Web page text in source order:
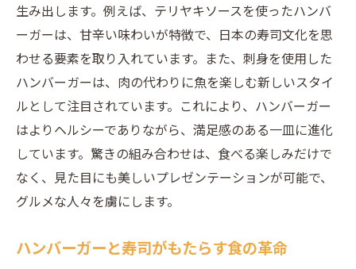
生み出します。例えば、テリヤキソースを使ったハンバ
ーガーは、甘辛い味わいが特徴で、日本の寿司文化を思
わせる要素を取り入れています。また、刺身を使用した
ハンバーガーは、肉の代わりに魚を楽しむ新しいスタイ
ルとして注目されています。これにより、ハンバーガー
はよりヘルシーでありながら、満足感のある一皿に進化
しています。驚きの組み合わせは、食べる楽しみだけで
なく、見た目にも美しいプレゼンテーションが可能で、
グルメな人々を虜にします。
ハンバーガーと寿司がもたらす食の革命